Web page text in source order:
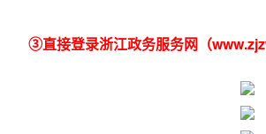
③直接登录浙江政务服务网（